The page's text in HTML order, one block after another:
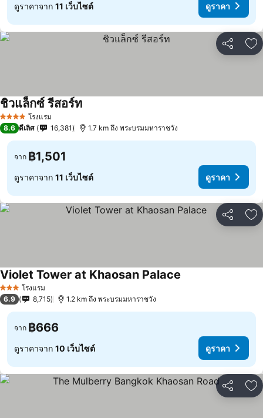
ดูราคาจาก 11 เว็บไซต์ ดูราคา
แชร์ เ
4 ดาว โรงแรม
ชิวแล็กซ์ รีสอร์ท
8.6 ดีเลิศ 16,381 1.7 km ถึง พระบรมมหาราชวัง
จาก ฿1,501
ดูราคาจาก 11 เว็บไซต์ ดูราคา
แชร์ เ
3 ดาว โรงแรม
Violet Tower at Khaosan Palace
6.9 8,715 1.2 km ถึง พระบรมมหาราชวัง
จาก ฿666
ดูราคาจาก 10 เว็บไซต์ ดูราคา
แชร์ เ